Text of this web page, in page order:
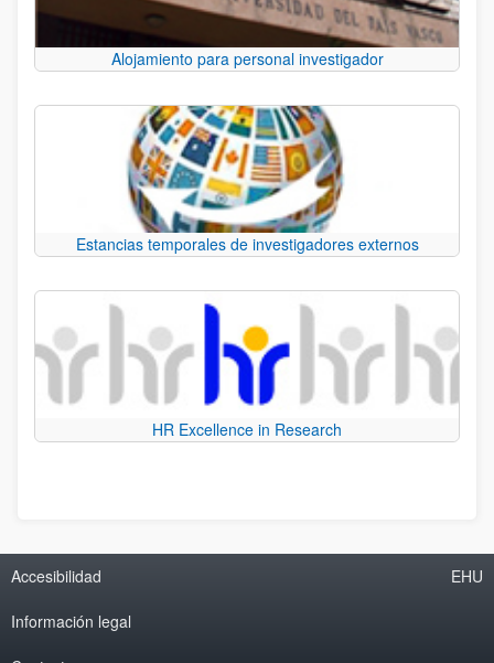
Alojamiento para personal investigador
Estancias temporales de investigadores externos
HR Excellence in Research
Accesibilidad
Información legal
EHU